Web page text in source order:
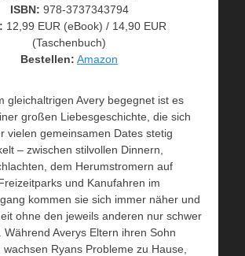
ISBN: 978-3737343794
12,99 EUR (eBook) / 14,90 EUR
(Taschenbuch)
Bestellen: Amazon
gleichaltrigen Avery begegnet ist es
großen Liebesgeschichte, die sich
vielen gemeinsamen Dates stetig
– zwischen stilvollen Dinnern,
dem Herumstromern auf
und Kanufahren im
kommen sie sich immer näher und
ohne den jeweils anderen nur schwer
Während Averys Eltern ihren Sohn
Ryans Probleme zu Hause,